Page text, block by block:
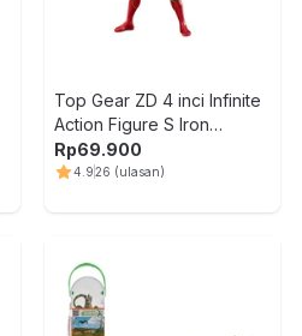
Top Gear ZD 4 inci Infinite
Action Figure S Iron
Spiderman
Rp69.900
4.926 (ulasan)